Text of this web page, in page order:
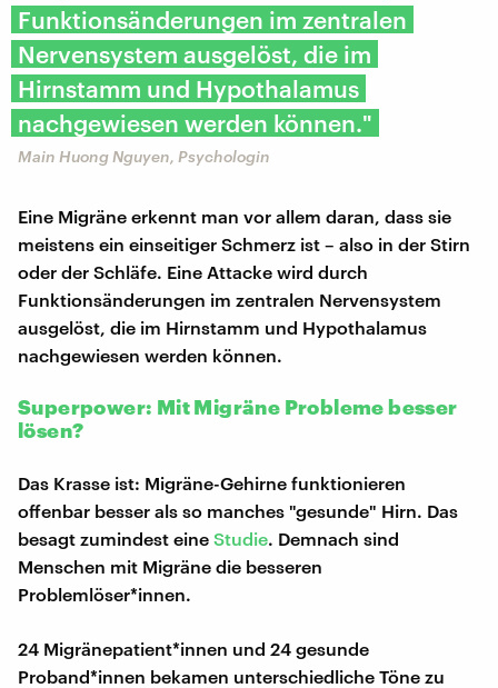
Funktionsänderungen im zentralen
Nervensystem ausgelöst, die im
Hirnstamm und Hypothalamus
nachgewiesen werden können."
Main Huong Nguyen, Psychologin
Eine Migräne erkennt man vor allem daran, dass sie
meistens ein einseitiger Schmerz ist – also in der Stirn
oder der Schläfe. Eine Attacke wird durch
Funktionsänderungen im zentralen Nervensystem
ausgelöst, die im Hirnstamm und Hypothalamus
nachgewiesen werden können.
Superpower: Mit Migräne Probleme besser
lösen?
Das Krasse ist: Migräne-Gehirne funktionieren
offenbar besser als so manches "gesunde" Hirn. Das
besagt zumindest eine Studie. Demnach sind
Menschen mit Migräne die besseren
Problemlöser*innen.
24 Migränepatient*innen und 24 gesunde
Proband*innen bekamen unterschiedliche Töne zu